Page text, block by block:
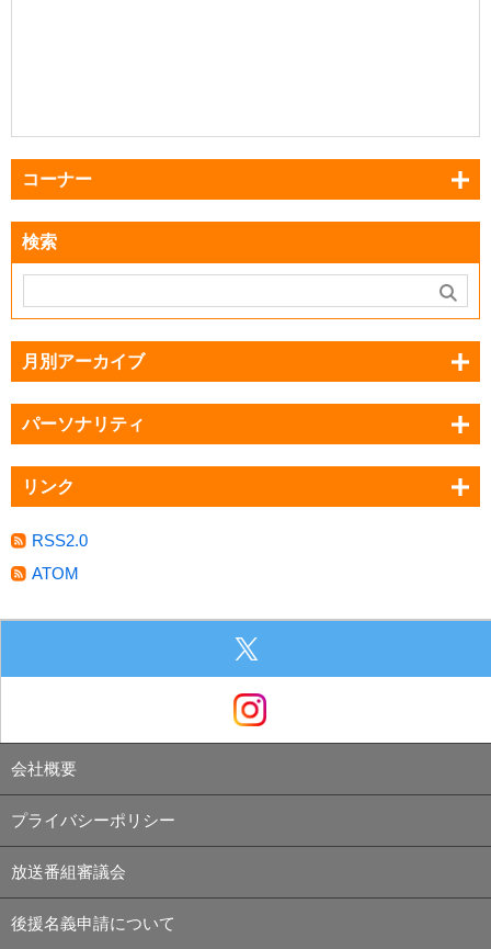
コーナー
検索
月別アーカイブ
パーソナリティ
リンク
RSS2.0
ATOM
会社概要
プライバシーポリシー
放送番組審議会
後援名義申請について